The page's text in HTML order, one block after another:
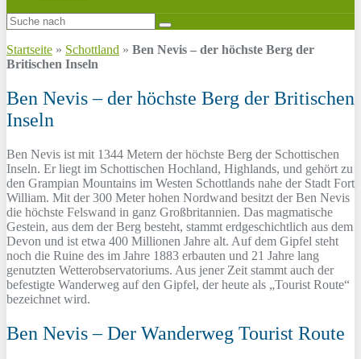
Startseite » Schottland » Ben Nevis – der höchste Berg der
Britischen Inseln
Ben Nevis – der höchste Berg der Britischen
Inseln
Ben Nevis ist mit 1344 Metern der höchste Berg der Schottischen
Inseln. Er liegt im Schottischen Hochland, Highlands, und gehört zu
den Grampian Mountains im Westen Schottlands nahe der Stadt Fort
William. Mit der 300 Meter hohen Nordwand besitzt der Ben Nevis
die höchste Felswand in ganz Großbritannien. Das magmatische
Gestein, aus dem der Berg besteht, stammt erdgeschichtlich aus dem
Devon und ist etwa 400 Millionen Jahre alt. Auf dem Gipfel steht
noch die Ruine des im Jahre 1883 erbauten und 21 Jahre lang
genutzten Wetterobservatoriums. Aus jener Zeit stammt auch der
befestigte Wanderweg auf den Gipfel, der heute als „Tourist Route“
bezeichnet wird.
Ben Nevis – Der Wanderweg Tourist Route